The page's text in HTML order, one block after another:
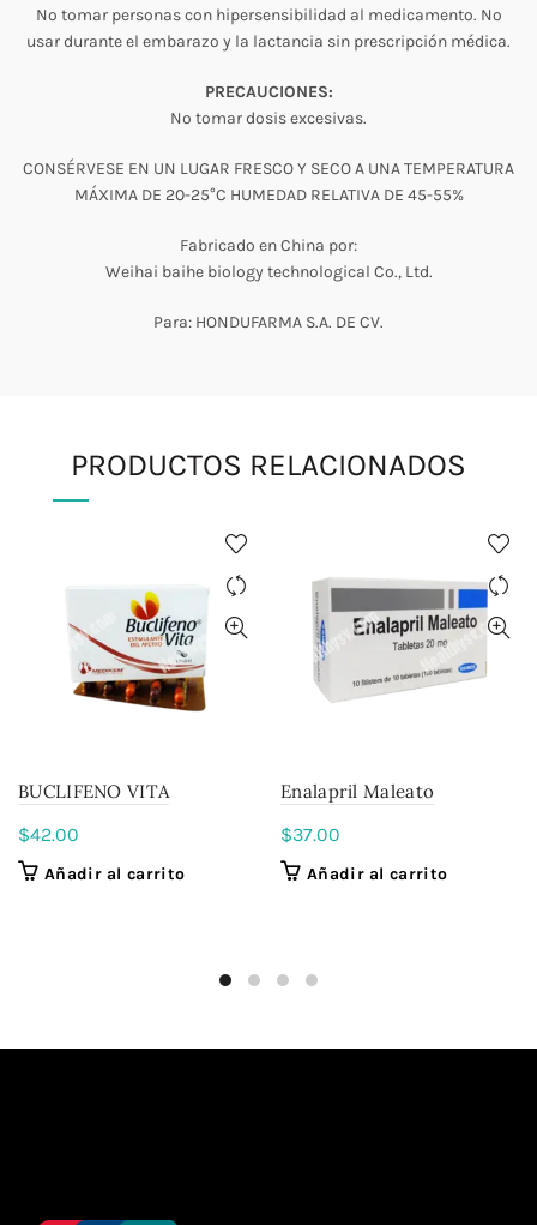
No tomar personas con hipersensibilidad al medicamento. No
usar durante el embarazo y la lactancia sin prescripción médica.
PRECAUCIONES:
No tomar dosis excesivas.
CONSÉRVESE EN UN LUGAR FRESCO Y SECO A UNA TEMPERATURA
MÁXIMA DE 20-25°C HUMEDAD RELATIVA DE 45-55%
Fabricado en China por:
Weihai baihe biology technological Co., Ltd.
Para: HONDUFARMA S.A. DE CV.
PRODUCTOS RELACIONADOS
BUCLIFENO VITA
$42.00
Añadir al carrito
Enalapril Maleato
$37.00
Añadir al carrito